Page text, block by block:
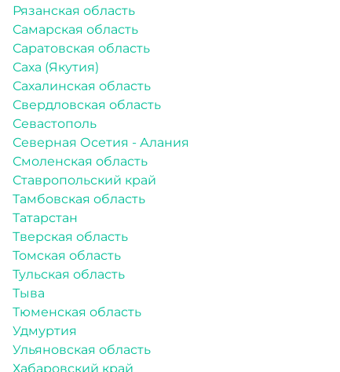
Рязанская область
Самарская область
Саратовская область
Саха (Якутия)
Сахалинская область
Свердловская область
Севастополь
Северная Осетия - Алания
Смоленская область
Ставропольский край
Тамбовская область
Татарстан
Тверская область
Томская область
Тульская область
Тыва
Тюменская область
Удмуртия
Ульяновская область
Хабаровский край